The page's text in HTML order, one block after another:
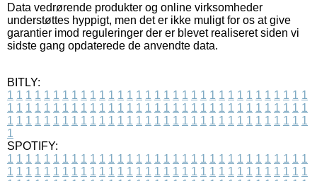
Data vedrørende produkter og online virksomheder
understøttes hyppigt, men det er ikke muligt for os at give
garantier imod reguleringer der er blevet realiseret siden vi
sidste gang opdaterede de anvendte data.
BITLY:
1 1 1 1 1 1 1 1 1 1 1 1 1 1 1 1 1 1 1 1 1 1 1 1 1 1 1 1 1 1 1 1 1
1 1 1 1 1 1 1 1 1 1 1 1 1 1 1 1 1 1 1 1 1 1 1 1 1 1 1 1 1 1 1 1 1
1 1 1 1 1 1 1 1 1 1 1 1 1 1 1 1 1 1 1 1 1 1 1 1 1 1 1 1 1 1 1 1 1
1
SPOTIFY:
1 1 1 1 1 1 1 1 1 1 1 1 1 1 1 1 1 1 1 1 1 1 1 1 1 1 1 1 1 1 1 1 1
1 1 1 1 1 1 1 1 1 1 1 1 1 1 1 1 1 1 1 1 1 1 1 1 1 1 1 1 1 1 1 1 1